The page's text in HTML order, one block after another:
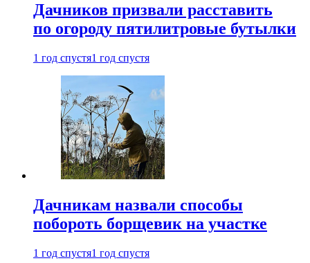
Дачников призвали расставить
по огороду пятилитровые бутылки
1 год спустя1 год спустя
Дачникам назвали способы
побороть борщевик на участке
1 год спустя1 год спустя